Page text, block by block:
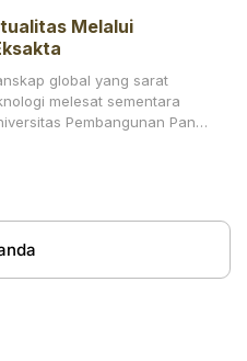
Melalui
global yang sarat
melesat sementara
Pembangunan Panca